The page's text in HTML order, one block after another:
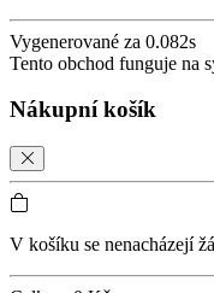
Vygenerované za 0.082s
Tento obchod funguje na
Nákupní košík
V košíku se nenacházejí